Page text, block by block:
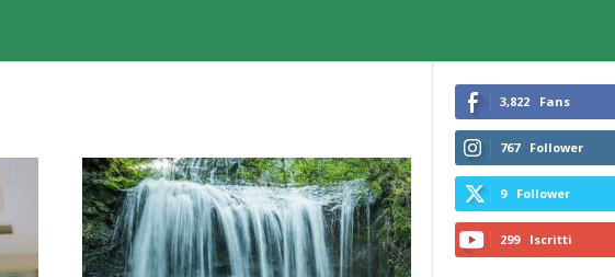
3,822 Fans
767 Follower
9 Follower
299 Iscritti